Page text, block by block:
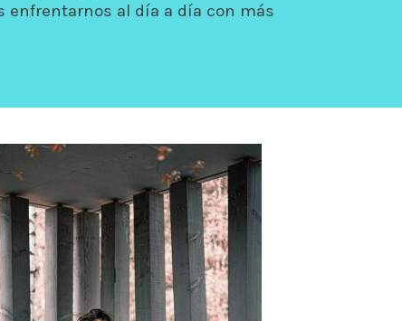
enfrentarnos al día a día con más